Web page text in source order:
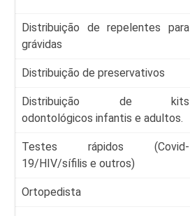
Distribuição de repelentes para
grávidas
Distribuição de preservativos
Distribuição de kits
odontológicos infantis e adultos.
Testes rápidos (Covid-
19/HIV/sífilis e outros)
Ortopedista